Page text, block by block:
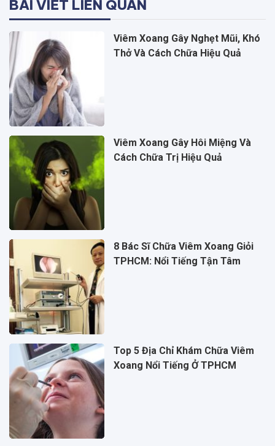
BÀI VIẾT LIÊN QUAN
Viêm Xoang Gây Nghẹt Mũi, Khó
Thở Và Cách Chữa Hiệu Quả
Viêm Xoang Gây Hôi Miệng Và
Cách Chữa Trị Hiệu Quả
8 Bác Sĩ Chữa Viêm Xoang Giỏi
TPHCM: Nổi Tiếng Tận Tâm
Top 5 Địa Chỉ Khám Chữa Viêm
Xoang Nổi Tiếng Ở TPHCM